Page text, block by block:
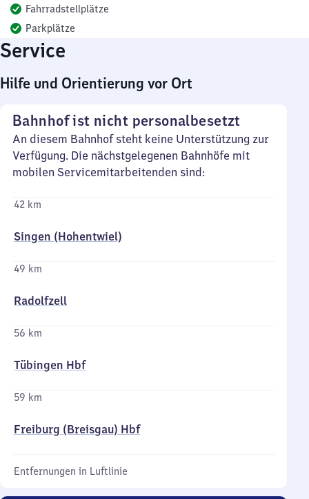
Fahrradstellplätze
Parkplätze
Service
Hilfe und Orientierung vor Ort
Bahnhof ist nicht personalbesetzt
An diesem Bahnhof steht keine Unterstützung zur
Verfügung. Die nächstgelegenen Bahnhöfe mit
mobilen Servicemitarbeitenden sind:
42 km
Singen (Hohentwiel)
49 km
Radolfzell
56 km
Tübingen Hbf
59 km
Freiburg (Breisgau) Hbf
Entfernungen in Luftlinie